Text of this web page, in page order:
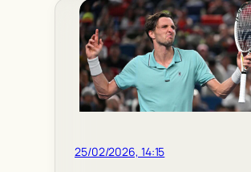
25/02/2026, 14:15